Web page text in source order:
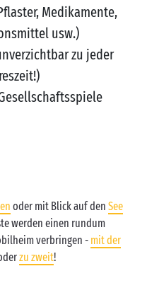
Medikamente,
usw.)
zu jeder
oder mit Blick auf den See
werden einen rundum
verbringen - mit der
zu zweit!